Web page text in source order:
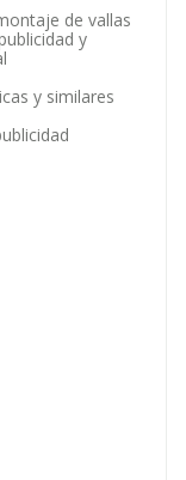
de vallas
y
y similares